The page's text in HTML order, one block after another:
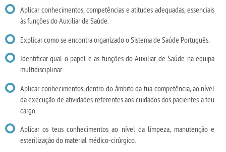
Aplicar conhecimentos, competências e atitudes adequadas, essenciais
às funções do Auxiliar de Saúde.
Explicar como se encontra organizado o Sistema de Saúde Português.
Identificar qual o papel e as funções do Auxiliar de Saúde na equipa
multidisciplinar.
Aplicar conhecimentos, dentro do âmbito da tua competência, ao nível
da execução de atividades referentes aos cuidados dos pacientes a teu
cargo.
Aplicar os teus conhecimentos ao nível da limpeza, manutenção e
esterilização do material médico-cirúrgico.